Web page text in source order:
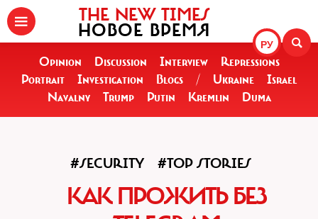
РУ
THE NEW TIMES
НОВОЕ ВРЕМЯ
Opinion Discussion Interview
Repressions
Portrait
Investigation Blogs / Ukraine
Israel
Navalny
Trump Putin Kremlin Duma
#SECURITY #TOP STORIES
КАК ПРОЖИТЬ БЕЗ